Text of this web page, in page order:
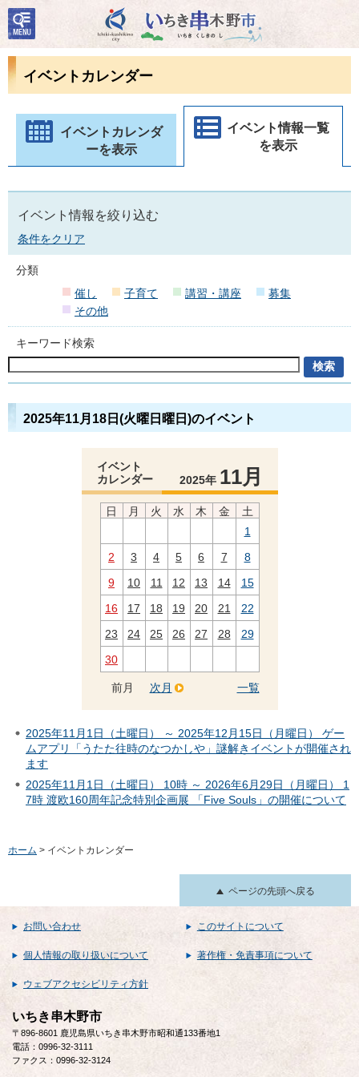
いちき串木野市
検
索・
共通
ューイベントカレンダー
イベントカレンダ
ーを表示
イベント情報一覧
を表示
イベント情報を絞り込む
条件をクリア
分類
催し
子育て 講習・講座
募集
その他
キーワード検索
2025年11月18日(火曜日曜日)のイベント
イベント
カレンダー
2025年 11月
日 月 火 水 木 金
土
1
2
3 4 5 6 7
8
9
10 11 12 13 14
15
16
17 18 19 20 21
22
23
24 25 26 27 28
29
30
前月 一覧
次月
2025年11月1日（土曜日） ～ 2025年12月15日（月曜日） ゲー
ムアプリ「うたた往時のなつかしや」謎解きイベントが開催され
ます
2025年11月1日（土曜日） 10時 ～ 2026年6月29日（月曜日） 1
7時 渡欧160周年記念特別企画展 「Five Souls」の開催について
ホーム > イベントカレンダー
ページの先頭へ戻る
お問い合わせ このサイトについて
個人情報の取り扱いについて 著作権・免責事項について
ウェブアクセシビリティ方針
いちき串木野市
〒896-8601 鹿児島県いちき串木野市昭和通133番地1
電話：0996-32-3111
ファクス：0996-32-3124